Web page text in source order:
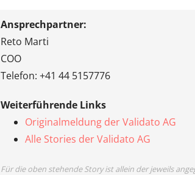
Ansprechpartner:
Reto Marti
COO
Telefon: +41 44 5157776
Weiterführende Links
Originalmeldung der Validato AG
Alle Stories der Validato AG
Für die oben stehende Story ist allein der jeweils